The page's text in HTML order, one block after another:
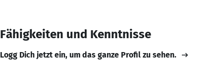
Fähigkeiten und Kenntnisse
Logg Dich jetzt ein, um das ganze Profil zu sehen.